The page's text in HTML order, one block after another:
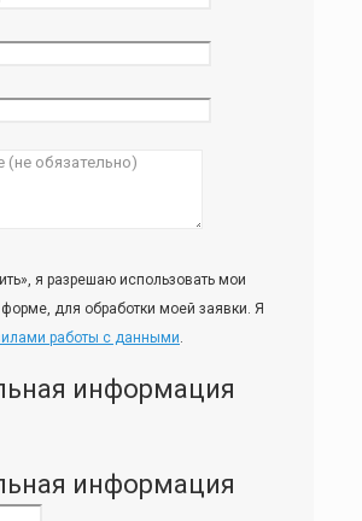
я разрешаю использовать мои
для обработки моей заявки. Я
работы с данными.
информация
информация